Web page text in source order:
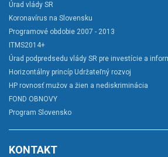
Úrad vlády SR
Koronavírus na Slovensku
Programové obdobie 2007 - 2013
ITMS2014+
Úrad podpredsedu vlády SR pre investície a
Horizontálny princíp Udržateľný rozvoj
HP rovnosť mužov a žien a nediskriminácia
FOND OBNOVY
Program Slovensko
KONTAKT